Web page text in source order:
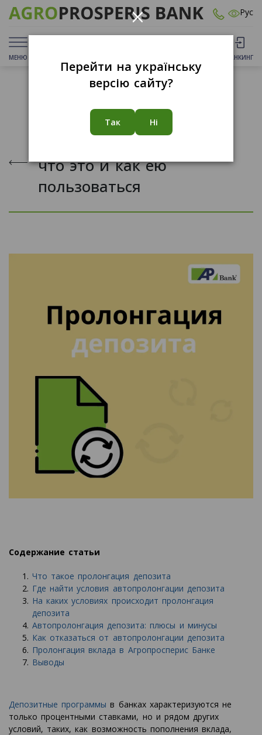
Рус
МЕНЮ БАНКИНГ
что это и как ею
пользоваться
Содержание статьи
Что такое пролонгация депозита
Где найти условия автопролонгации депозита
На каких условиях происходит пролонгация
депозита
Автопролонгация депозита: плюсы и минусы
Как отказаться от автопролонгации депозита
Пролонгация вклада в Агропросперис Банке
Выводы
Депозитные программы в банках характеризуются не
только процентными ставками, но и рядом других
условий, таких, как возможность пополнения вклада,
×
Перейти на українську
версію сайту?
Так Ні